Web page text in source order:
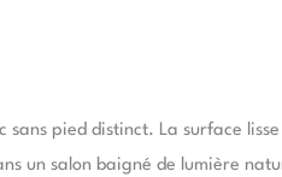
pied distinct. La surface
un salon baigné de lumière